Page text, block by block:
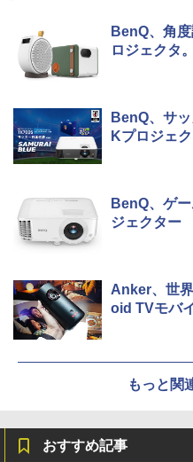
BenQ、角
ロジェクタ
BenQ、サ
Kプロジェ
BenQ、ゲ
ジェクター
Anker、世
oid TVモバ
もっと関
おすすめ記事